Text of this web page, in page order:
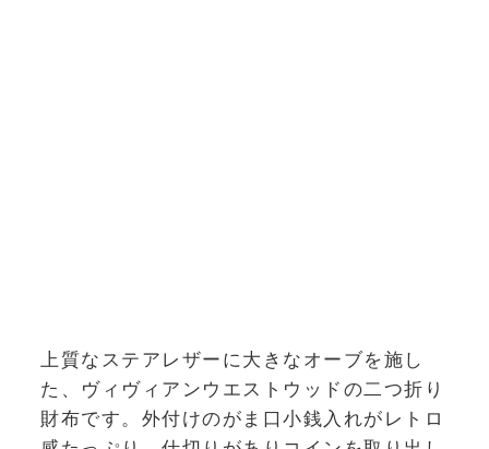
上質なステアレザーに大きなオーブを施し
た、ヴィヴィアンウエストウッドの二つ折り
財布です。外付けのがま口小銭入れがレトロ